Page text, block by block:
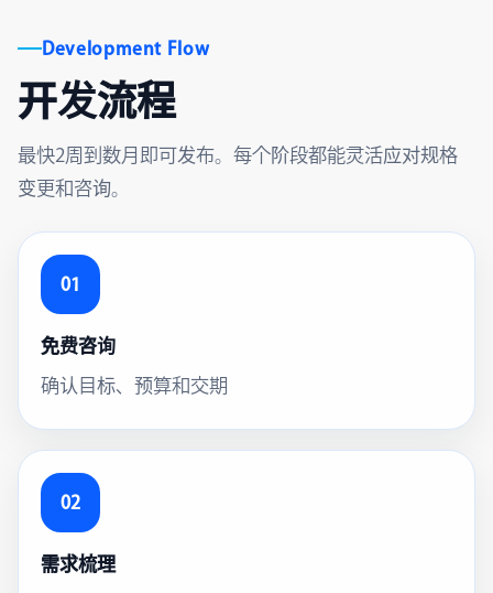
Development Flow
开发流程
最快2周到数月即可发布。每个阶段都能灵活应对规格
变更和咨询。
01
免费咨询
确认目标、预算和交期
02
需求梳理